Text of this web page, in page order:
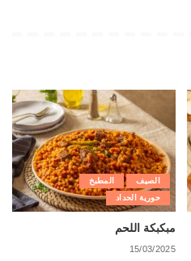
الصيف
المطبخ
حورية الحداد
مبكبكة اللحم
15/03/2025